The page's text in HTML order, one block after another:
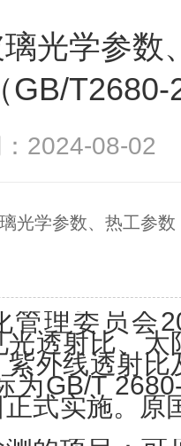
光学参数
（GB/
：2024-08-
光学参数、热工参
管理委员会
光透射比、
紫外线透射
为GB/T
式实施。原